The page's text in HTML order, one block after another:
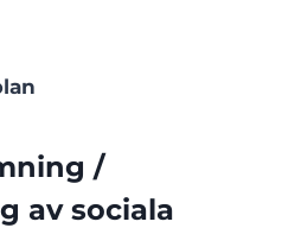
/
av sociala